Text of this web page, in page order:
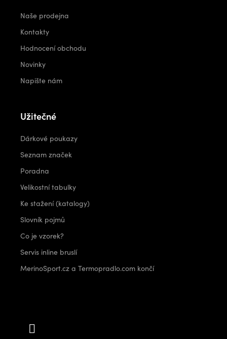
Naše prodejna
Kontakty
Hodnocení obchodu
Novinky
Napište nám
Užitečné
Dárkové poukazy
Seznam značek
Poradna
Velikostní tabulky
Ke stažení (katalogy)
Slovník pojmů
Co je vzorek?
Servis inline bruslí
MerinoSport.cz a Termopradlo.com končí